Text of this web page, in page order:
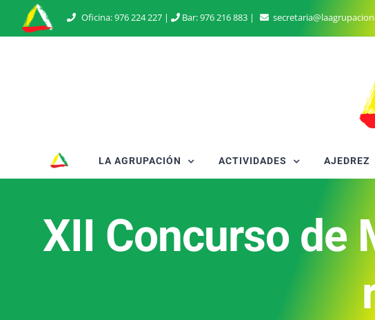
Oficina:976 224 227 | Bar:976 216 883 |
LA AGRUPACIÓN ACTIVIDADES AJEDREZ
XII Concurso de